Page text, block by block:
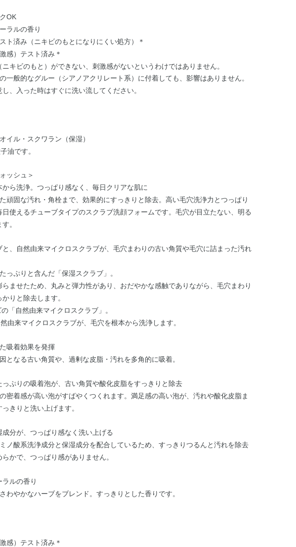
OK
ラルの香り
ト済み（ニキビのもとになりにくい処方）
＊
感）テスト済み ＊
キビのもと）ができない、刺激感がないというわけではありません。
一般的なグルー（シアノアクリレート系）に付着しても、影響はありません。
、入った時はすぐに洗い流してください。
イル・スクワラン（保湿）
油です。
ッシュ＞
ら洗浄。つっぱり感なく、毎日クリアな肌に
頑固な汚れ・角栓まで、効果的にすっきりと除去。高い毛穴洗浄力とつっぱり
使えるチューブタイプのスクラブ洗顔フォームです。毛穴が目立たない、明る
。
と、自然由来マイクロスクラブが、毛穴まわりの古い角質や毛穴に詰まった汚れ
っぷりと含んだ「保湿スクラブ」。
ませたため、丸みと弾力性があり、おだやかな感触でありながら、毛穴まわり
りと除去します。
「自然由来マイクロスクラブ」。
由来マイクロスクラブが、毛穴を根本から洗浄します。
吸着効果を発揮
となる古い角質や、過剰な皮脂・汚れを多角的に吸着。
ぷりの吸着泡が、古い角質や酸化皮脂をすっきりと除去
密着感が高い泡がすばやくつくれます。満足感の高い泡が、汚れや酸化皮脂ま
きりと洗い上げます。
分が、つっぱり感なく洗い上げる
ノ酸系洗浄成分と保湿成分を配合しているため、すっきりつるんと汚れを除去
かで、つっぱり感がありません。
ルの香り
わやかなハーブをブレンド。すっきりとした香りです。
感）テスト済み ＊